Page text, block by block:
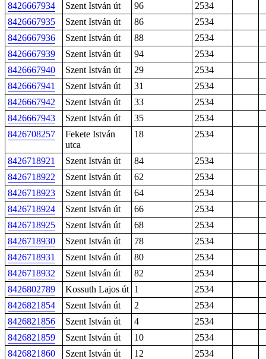
8426667934
Szent István út 96
2534
8426667935
Szent István út 86
2534
8426667936
Szent István út 88
2534
8426667939
Szent István út 94
2534
8426667940
Szent István út 29
2534
8426667941
Szent István út 31
2534
8426667942
Szent István út 33
2534
8426667943
Szent István út 35
2534
8426708257
Fekete István
utca
18 2534
8426718921 Szent István út 84
2534
8426718922
Szent István út 62
2534
8426718923
Szent István út 64
2534
8426718924
Szent István út 66
2534
8426718925
Szent István út 68
2534
8426718930
Szent István út 78
2534
8426718931
Szent István út 80
2534
8426718932
Szent István út 82
2534
8426802789
Kossuth Lajos út 1
2534
8426821854
Szent István út 2
2534
8426821856
Szent István út 4
2534
8426821859
Szent István út 10
2534
8426821860
Szent István út 12
2534